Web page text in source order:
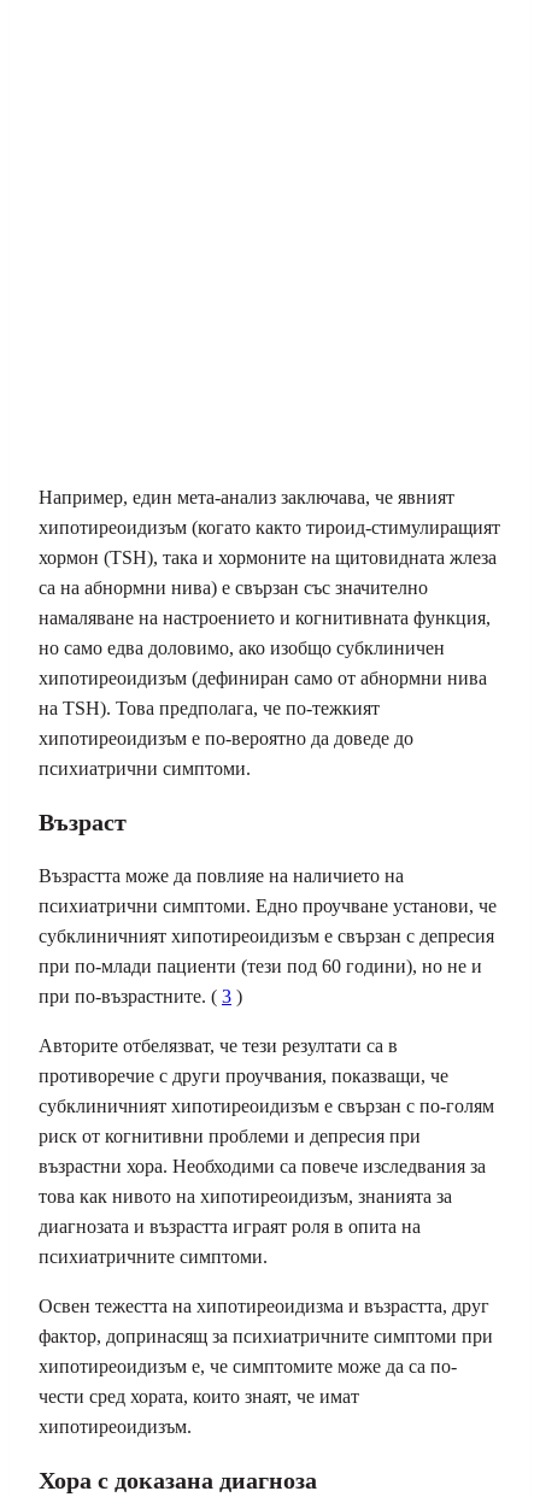
Например, един мета-анализ заключава, че явният
хипотиреоидизъм (когато както тироид-стимулиращият
хормон (TSH), така и хормоните на щитовидната жлеза
са на абнормни нива) е свързан със значително
намаляване на настроението и когнитивната функция,
но само едва доловимо, ако изобщо субклиничен
хипотиреоидизъм (дефиниран само от абнормни нива
на TSH). Това предполага, че по-тежкият
хипотиреоидизъм е по-вероятно да доведе до
психиатрични симптоми.
Възраст
Възрастта може да повлияе на наличието на
психиатрични симптоми. Едно проучване установи, че
субклиничният хипотиреоидизъм е свързан с депресия
при по-млади пациенти (тези под 60 години), но не и
при по-възрастните. ( 3 )
Авторите отбелязват, че тези резултати са в
противоречие с други проучвания, показващи, че
субклиничният хипотиреоидизъм е свързан с по-голям
риск от когнитивни проблеми и депресия при
възрастни хора. Необходими са повече изследвания за
това как нивото на хипотиреоидизъм, знанията за
диагнозата и възрастта играят роля в опита на
психиатричните симптоми.
Освен тежестта на хипотиреоидизма и възрастта, друг
фактор, допринасящ за психиатричните симптоми при
хипотиреоидизъм е, че симптомите може да са по-
чести сред хората, които знаят, че имат
хипотиреоидизъм.
Хора с доказана диагноза